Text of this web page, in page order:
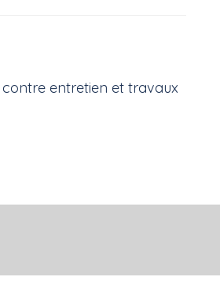
entretien et travaux